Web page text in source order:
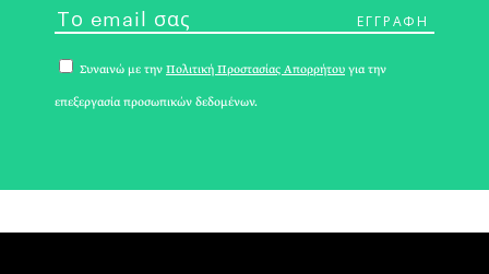
No posts were found.
Συναινώ με την Πολιτική Προστασίας Απορρήτου για την
επεξεργασία προσωπικών δεδομένων.